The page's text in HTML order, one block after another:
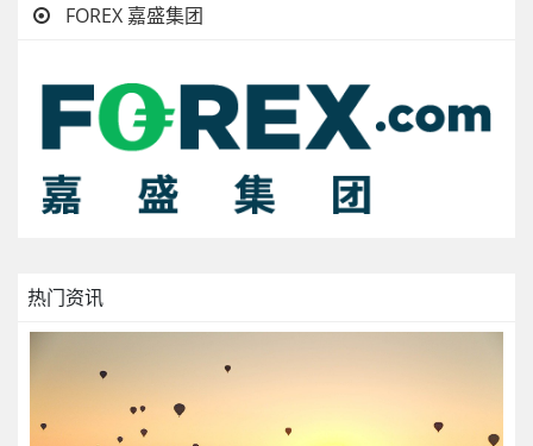
FOREX 嘉盛集团
热门资讯